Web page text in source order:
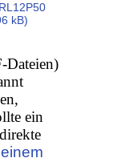
kB)
Dateien)
ein